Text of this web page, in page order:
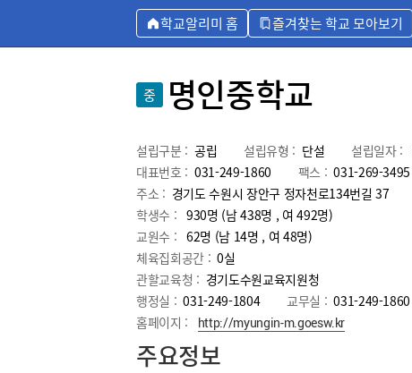
학교알리미 홈 즐겨찾는 학교 모아보기
중 명인중학교
설립구분 : 공립 설립유형 : 단설 설립일자 :
대표번호 : 031-249-1860 팩스 : 031-269-3495
주소 : 경기도 수원시 장안구 정자천로134번길 37
학생수 : 930명 (남 438명 , 여 492명)
교원수 : 62명 (남 14명 , 여 48명)
체육집회공간 : 0실
관할교육청 : 경기도수원교육지원청
행정실 : 031-249-1804 교무실 : 031-249-1860
홈페이지 :
http://myungin-m.goesw.kr
주요정보